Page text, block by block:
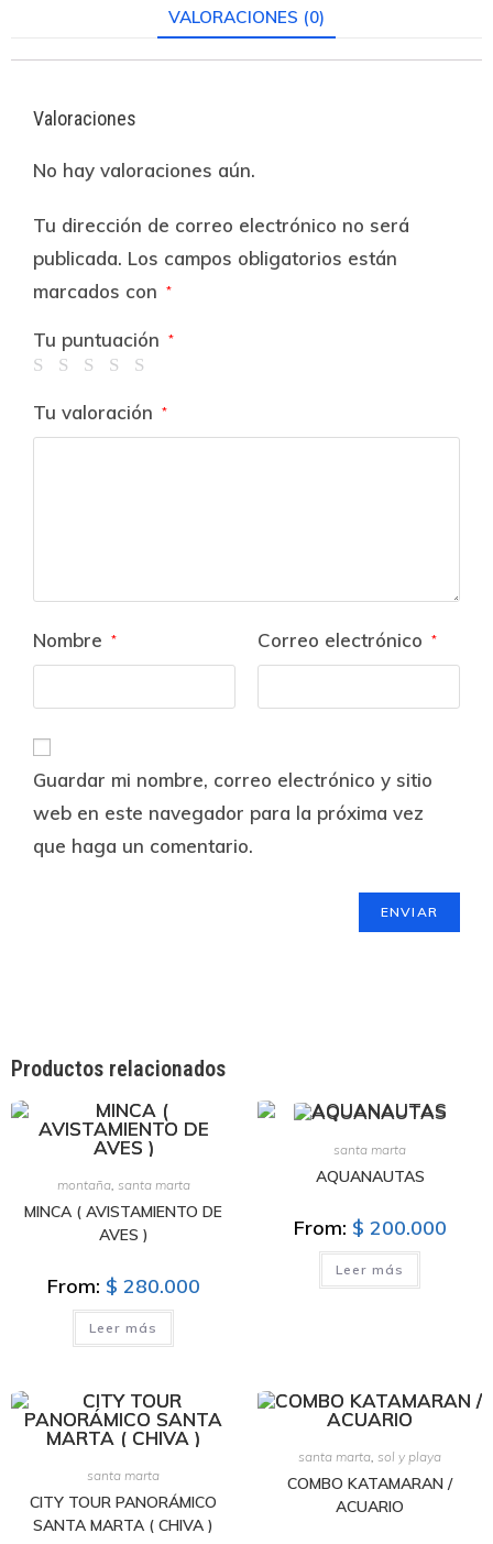
VALORACIONES (0)
Valoraciones
No hay valoraciones aún.
Tu dirección de correo electrónico no será
publicada. Los campos obligatorios están
marcados con
*
Tu puntuación *
Tu valoración *
Nombre * Correo electrónico *
Guardar mi nombre, correo electrónico y sitio
web en este navegador para la próxima vez
que haga un comentario.
Productos relacionados
montaña, santa marta
MINCA ( AVISTAMIENTO DE
AVES )
From: $ 280.000
Leer más
santa marta
AQUANAUTAS
From: $ 200.000
Leer más
santa marta
CITY TOUR PANORÁMICO
SANTA MARTA ( CHIVA )
santa marta, sol y playa
COMBO KATAMARAN /
ACUARIO